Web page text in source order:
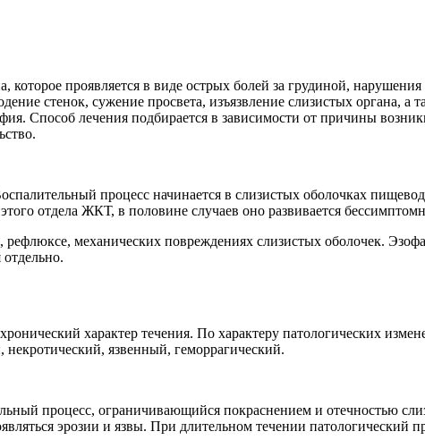
проявляется в виде острых болей за грудиной,
стенок, сужение просвета, изъязвление слизистых органа,
Способ лечения подбирается в зависимости от причины
процесс начинается в слизистых оболочках
отдела ЖКТ, в половине случаев оно развивается
механических повреждениях слизистых оболочек.
характер течения. По характеру патологических
язвенный, геморрагический.
процесс, ограничивающийся покраснением и отечностью
эрозии и язвы. При длительном течении патологический